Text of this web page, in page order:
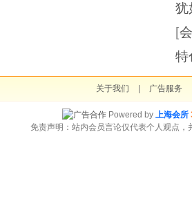
犹
[
特
关于我们 广告服务
Powered by 上海会所
免责声明：站内会员言论仅代表个人观点